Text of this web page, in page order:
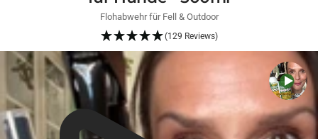
Flohabwehr für Fell & Outdoor
(129 Reviews)